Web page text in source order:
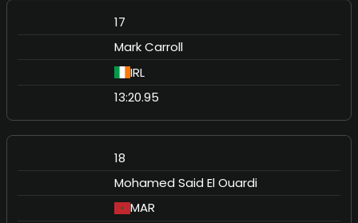
17
Mark Carroll
IRL
13:20.95
18
Mohamed Said El Ouardi
MAR